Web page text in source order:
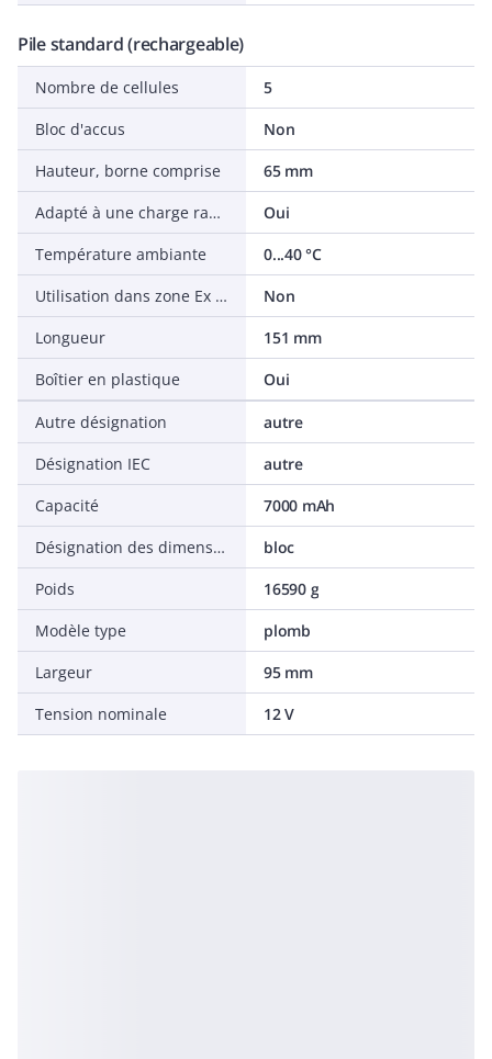
Pile standard (rechargeable)
Nombre de cellules
5
Bloc d'accus
Non
Hauteur, borne comprise
65 mm
Adapté à une charge rapide
Oui
Température ambiante
0...40 °C
Utilisation dans zone Ex (anti-déflagration)
Non
Longueur
151 mm
Boîtier en plastique
Oui
Autre désignation
autre
Désignation IEC
autre
Capacité
7000 mAh
Désignation des dimensions
bloc
Poids
16590 g
Modèle type
plomb
Largeur
95 mm
Tension nominale
12 V